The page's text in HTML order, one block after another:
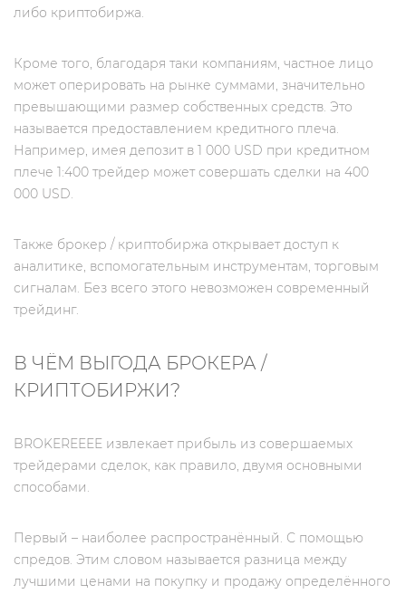
либо криптобиржа.
Кроме того, благодаря таки компаниям, частное лицо
может оперировать на рынке суммами, значительно
превышающими размер собственных средств. Это
называется предоставлением кредитного плеча.
Например, имея депозит в 1 000 USD при кредитном
плече 1:400 трейдер может совершать сделки на 400
000 USD.
Также брокер / криптобиржа открывает доступ к
аналитике, вспомогательным инструментам, торговым
сигналам. Без всего этого невозможен современный
трейдинг.
В ЧЁМ ВЫГОДА БРОКЕРА /
КРИПТОБИРЖИ?
BROKEREEEE извлекает прибыль из совершаемых
трейдерами сделок, как правило, двумя основными
способами.
Первый – наиболее распространённый. С помощью
спредов. Этим словом называется разница между
лучшими ценами на покупку и продажу определённого